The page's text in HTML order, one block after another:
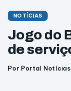
NOTÍCIAS
Jogo do
de
Por Portal Notícias